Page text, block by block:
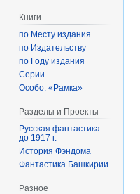
Книги
по Месту издания
по Издательству
по Году издания
Серии
Особо: «Рамка»
Разделы и Проекты
Русская фантастика
до 1917 г.
История Фэндома
Фантастика Башкирии
Разное